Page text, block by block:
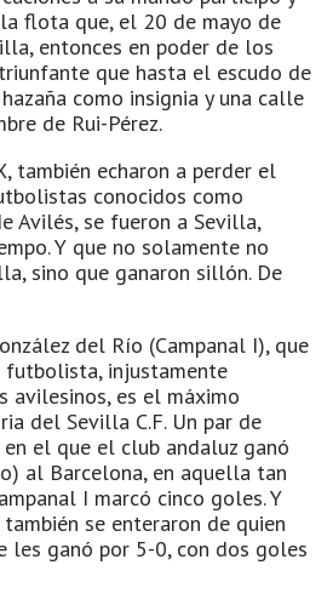
flota que, el 20 de mayo de
entonces en poder de los
que hasta el escudo de
como insignia y una calle
de Rui-Pérez.
también echaron a perder el
conocidos como
Avilés, se fueron a Sevilla,
Y que no solamente no
sino que ganaron sillón. De
del Río (Campanal I), que
futbolista, injustamente
avilesinos, es el máximo
del Sevilla C.F. Un par de
el que el club andaluz ganó
al Barcelona, en aquella tan
I marcó cinco goles. Y
se enteraron de quien
les ganó por 5-0, con dos goles